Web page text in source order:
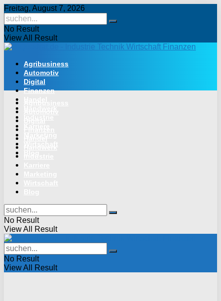
Freitag, August 7, 2026
No Result
View All Result
Agribusiness
Automotiv
Digital
Finanzen
No Result
View All Result
No Result
View All Result